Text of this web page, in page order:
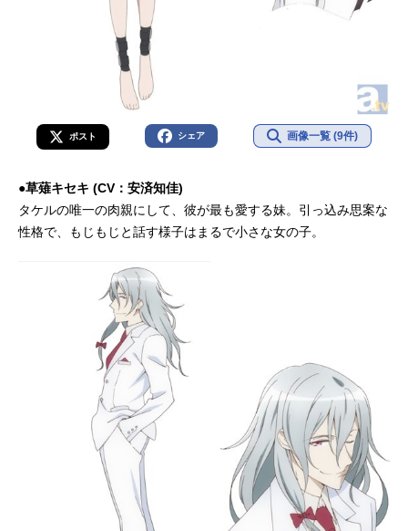
ポスト シェア 画像一覧 (9件)
●草薙キセキ (CV：安済知佳)
タケルの唯一の肉親にして、彼が最も愛する妹。引っ込み思案な
性格で、もじもじと話す様子はまるで小さな女の子。